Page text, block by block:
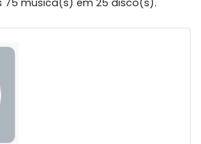
75 música(s) em 25 disco(s).